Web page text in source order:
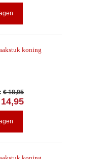
koning
€ 18,95